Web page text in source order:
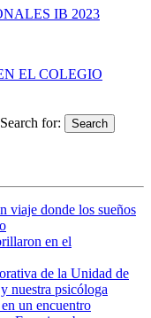
IB 2023
EL COLEGIO
Search for:
Search
viaje donde los sueños
en el
de la Unidad de
nuestra psicóloga
un encuentro